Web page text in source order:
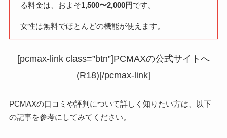
る料金は、およそ1,500〜2,000円です。
女性は無料でほとんどの機能が使えます。
[pcmax-link class=”btn”]PCMAXの公式サイトへ
(R18)[/pcmax-link]
PCMAXの口コミや評判について詳しく知りたい方は、以下
の記事を参考にしてみてください。